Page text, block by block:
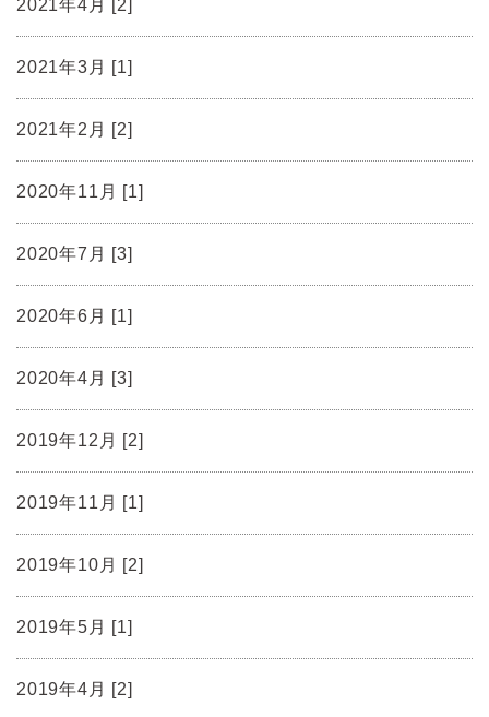
2021年4月 [2]
2021年3月 [1]
2021年2月 [2]
2020年11月 [1]
2020年7月 [3]
2020年6月 [1]
2020年4月 [3]
2019年12月 [2]
2019年11月 [1]
2019年10月 [2]
2019年5月 [1]
2019年4月 [2]